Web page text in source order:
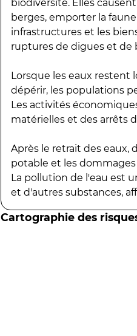
biodiversité. Elles
berges, emporter la
infrastructures et les
ruptures de digues et de
Lorsque les eaux restent
dépérir, les populations
Les activités
matérielles et des arrêts
Après le retrait des eaux,
potable et les
La pollution de l'eau est
et d'autres substances,
Cartographie des